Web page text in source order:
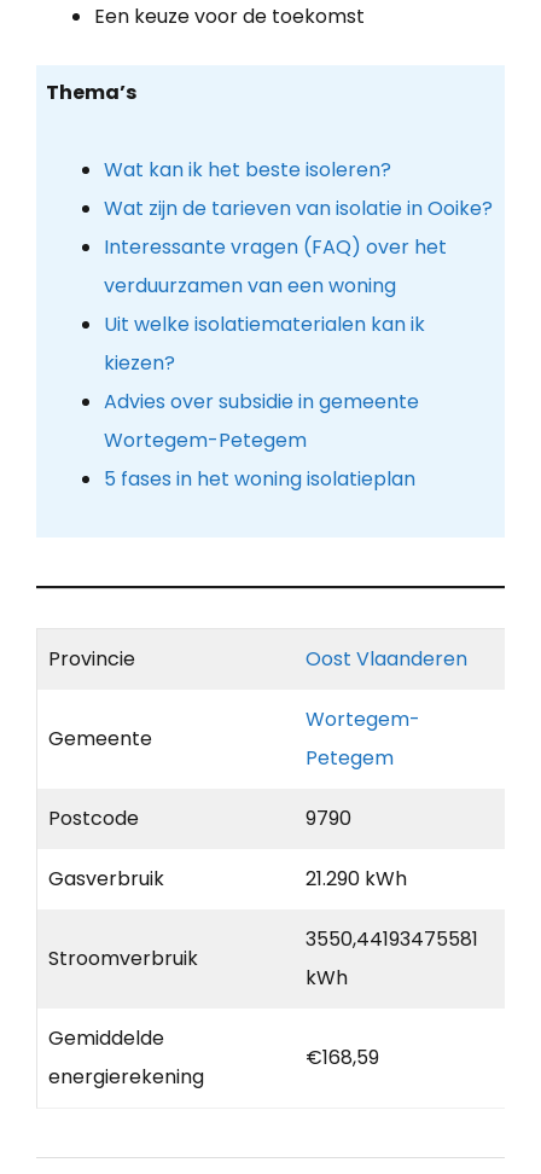
Een keuze voor de toekomst
Thema’s
Wat kan ik het beste isoleren?
Wat zijn de tarieven van isolatie in Ooike?
Interessante vragen (FAQ) over het
verduurzamen van een woning
Uit welke isolatiematerialen kan ik
kiezen?
Advies over subsidie in gemeente
Wortegem-Petegem
5 fases in het woning isolatieplan
Provincie Oost Vlaanderen
Gemeente
Wortegem-
Petegem
Postcode 9790
Gasverbruik 21.290 kWh
Stroomverbruik
3550,44193475581
kWh
Gemiddelde
energierekening
€168,59